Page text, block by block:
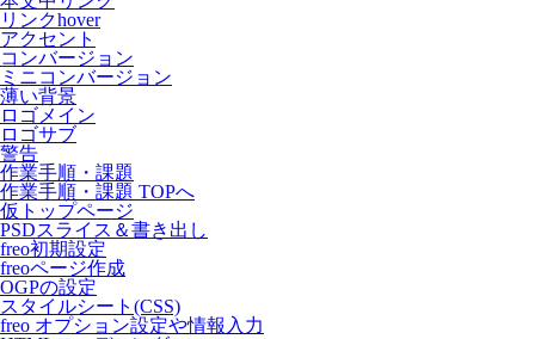
リンクhover
アクセント
コンバージョン
ミニコンバージョン
薄い背景
ロゴメイン
ロゴサブ
警告
作業手順・課題
作業手順・課題 TOPへ
仮トップページ
PSDスライス＆書き出し
freo初期設定
freoページ作成
OGPの設定
スタイルシート(CSS)
freo オプション設定や情報入力